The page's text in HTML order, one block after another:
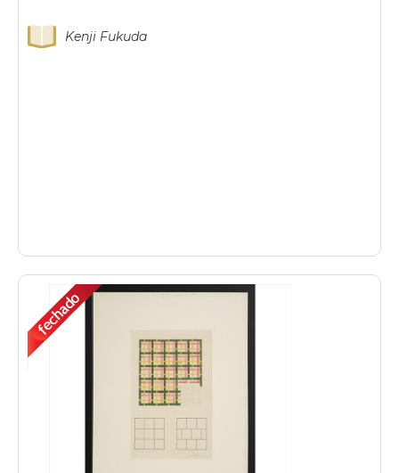
Kenji Fukuda